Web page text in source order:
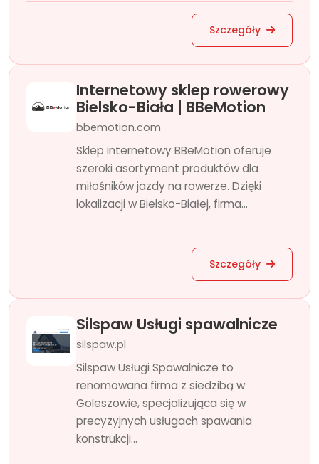
Szczegóły
Internetowy sklep rowerowy
Bielsko-Biała | BBeMotion
bbemotion.com
Sklep internetowy BBeMotion oferuje
szeroki asortyment produktów dla
miłośników jazdy na rowerze. Dzięki
lokalizacji w Bielsko-Białej, firma...
Szczegóły
Silspaw Usługi spawalnicze
silspaw.pl
Silspaw Usługi Spawalnicze to
renomowana firma z siedzibą w
Goleszowie, specjalizująca się w
precyzyjnych usługach spawania
konstrukcji...